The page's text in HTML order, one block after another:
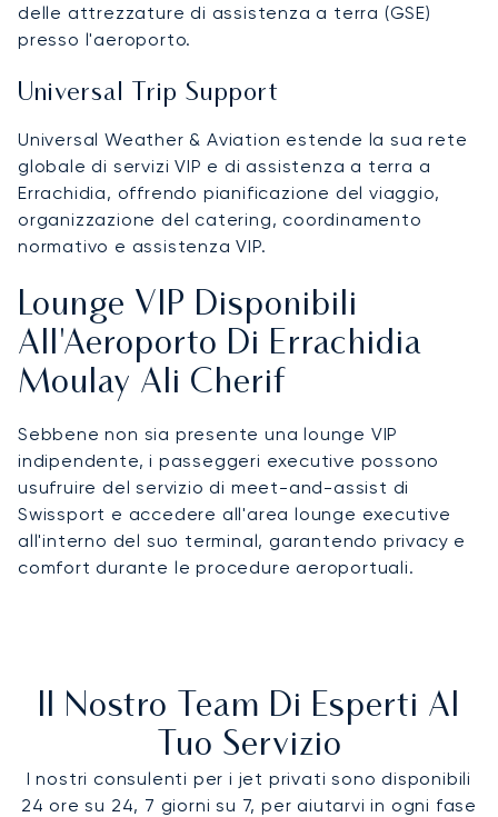
delle attrezzature di assistenza a terra (GSE)
presso l'aeroporto.
Universal Trip Support
Universal Weather & Aviation estende la sua rete
globale di servizi VIP e di assistenza a terra a
Errachidia, offrendo pianificazione del viaggio,
organizzazione del catering, coordinamento
normativo e assistenza VIP.
Lounge VIP Disponibili
All'Aeroporto Di Errachidia
Moulay Ali Cherif
Sebbene non sia presente una lounge VIP
indipendente, i passeggeri executive possono
usufruire del servizio di meet-and-assist di
Swissport e accedere all'area lounge executive
all'interno del suo terminal, garantendo privacy e
comfort durante le procedure aeroportuali.
Il Nostro Team Di Esperti Al
Tuo Servizio
I nostri consulenti per i jet privati sono disponibili
24 ore su 24, 7 giorni su 7, per aiutarvi in ogni fase